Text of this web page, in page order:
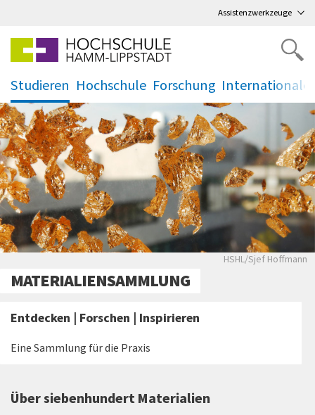
Assistenzwerkzeuge
Studieren
.
Hochschule
.
Forschung
. .
HSHL/Sjef Hoffmann
MATERIALIENSAMMLUNG
Entdecken | Forschen | Inspirieren
Eine Sammlung für die Praxis
Über siebenhundert Materialien